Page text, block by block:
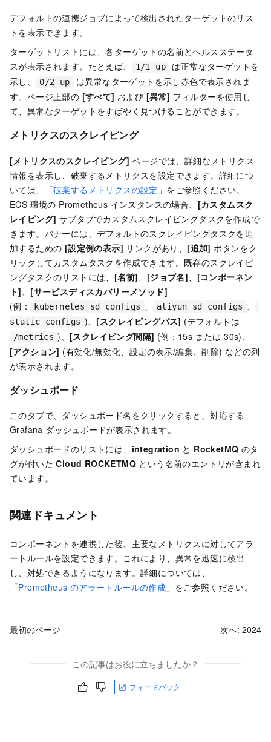
デフォルトの連携ジョブによって検出されたターゲットのリス
トを表示できます。
ターゲットリストには、各ターゲットの名前とヘルスステータ
スが表示されます。たとえば、
1/1 up
は正常なターゲットを
示し、
0/2 up
は異常なターゲットを示し赤色で表示されま
す。ページ上部の [すべて] および [異常] フィルターを使用し
て、異常なターゲットをすばやく見つけることができます。
メトリクスのスクレイピング
[メトリクスのスクレイピング] ページでは、詳細なメトリクス
情報を表示し、破棄するメトリクスを設定できます。詳細につ
いては、「破棄するメトリクスの設定 」をご参照ください。
ECS 環境の Prometheus インスタンスの場合、 [カスタムスク
レイピング] サブタブでカスタムスクレイピングタスクを作成で
きます。バナーには、デフォルトのスクレイピングタスクを追
加するための [設定例の表示] リンクがあり、 [追加] ボタンをク
リックしてカスタムタスクを作成できます。既存のスクレイピ
ングタスクのリストには、 [名前] [ジョブ名]
[コンポーネン
ト]
[サービスディスカバリーメソッド]
(例：
kubernetes_sd_configs aliyun_sd_configs
static_configs )、 [スクレイピングパス] (デフォルトは
/metrics )、 [スクレイピング間隔] (例：15s または 30s)、
[アクション] (有効化/無効化、設定の表示/編集、削除) などの列
が表示されます。
ダッシュボード
このタブで、ダッシュボード名をクリックすると、対応する
Grafana ダッシュボードが表示されます。
ダッシュボードのリストには、 integration と RocketMQ のタ
グが付いたCloud ROCKETMQ という名前のエントリが含まれ
ています。
関連ドキュメント
コンポーネントを連携した後、主要なメトリクスに対してアラ
ートルールを設定できます。これにより、異常を迅速に検出
し、対処できるようになります。詳細については、
「Prometheus のアラートルールの作成 」をご参照ください。
最初のページ 次へ: 2024
この記事はお役に立ちましたか？
フィードバック